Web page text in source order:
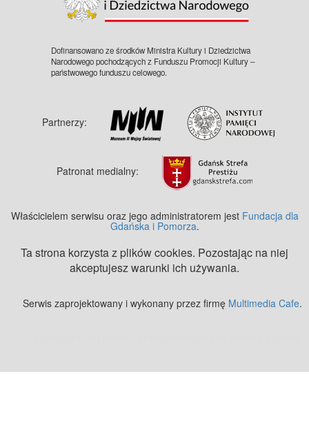
Dofinansowano ze środków Ministra Kultury i Dziedzictwa
Narodowego pochodzących z Funduszu Promocji Kultury –
państwowego funduszu celowego.
Partnerzy:
Patronat medialny:
Właścicielem serwisu oraz jego administratorem jest Fundacja dla
Gdańska i Pomorza.
Ta strona korzysta z plików cookies. Pozostając na niej
akceptujesz warunki ich używania.
Serwis zaprojektowany i wykonany przez firmę Multimedia Cafe.